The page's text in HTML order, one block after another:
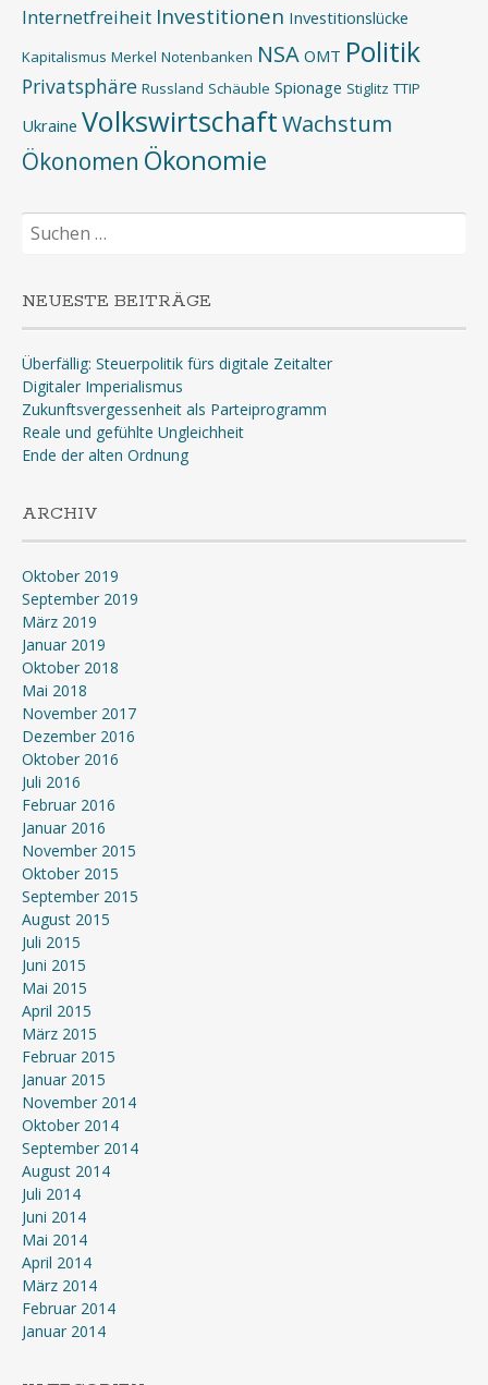
Internetfreiheit Investitionen Investitionslücke
Kapitalismus Merkel Notenbanken NSA OMT Politik
Privatsphäre Russland Schäuble Spionage Stiglitz TTIP
Ukraine VolkswirtschaftWachstum
Ökonomen Ökonomie
Suchen
nach:
NEUESTE BEITRÄGE
Überfällig: Steuerpolitik fürs digitale Zeitalter
Digitaler Imperialismus
Zukunftsvergessenheit als Parteiprogramm
Reale und gefühlte Ungleichheit
Ende der alten Ordnung
ARCHIV
Oktober 2019
September 2019
März 2019
Januar 2019
Oktober 2018
Mai 2018
November 2017
Dezember 2016
Oktober 2016
Juli 2016
Februar 2016
Januar 2016
November 2015
Oktober 2015
September 2015
August 2015
Juli 2015
Juni 2015
Mai 2015
April 2015
März 2015
Februar 2015
Januar 2015
November 2014
Oktober 2014
September 2014
August 2014
Juli 2014
Juni 2014
Mai 2014
April 2014
März 2014
Februar 2014
Januar 2014